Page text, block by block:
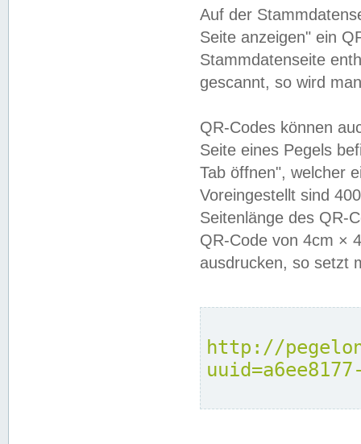
Auf der
Seite anzeigen" ein
Stammdatenseite
gescannt, so wird
QR-Codes können
Seite eines Pegels
Tab öffnen", welcher
Voreingestellt sind
Seitenlänge des QR-
QR-Code von 4cm ×
ausdrucken, so setzt
http://